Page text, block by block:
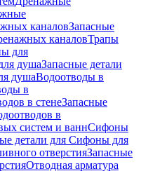
каналовЗапасные
каналовТрапы
для
душаЗапасные детали
душаВодоотводы в
в
в стенеЗапасные
в
систем и ваннСифоны
детали для Сифоны для
отверстияЗапасные
Отводная арматура